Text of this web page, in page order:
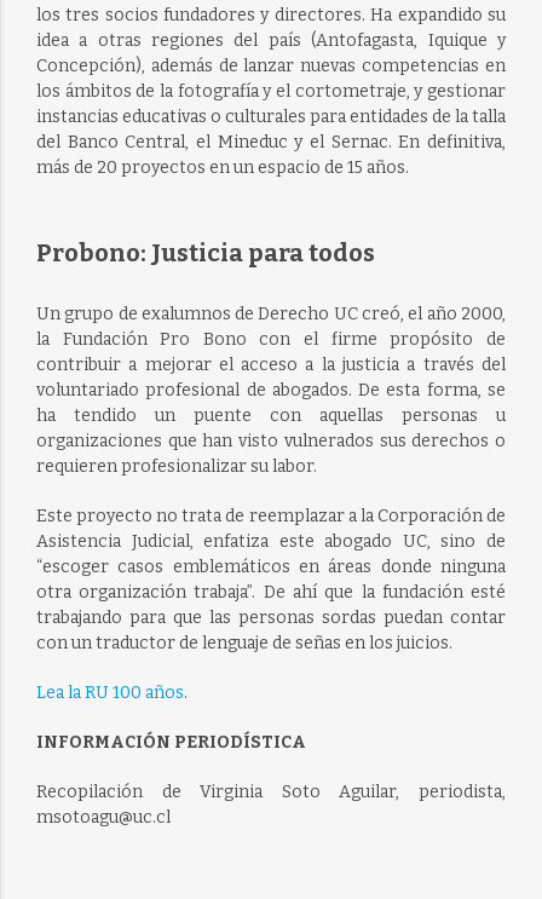
los tres socios fundadores y directores. Ha expandido su
idea a otras regiones del país (Antofagasta, Iquique y
Concepción), además de lanzar nuevas competencias en
los ámbitos de la fotografía y el cortometraje, y gestionar
instancias educativas o culturales para entidades de la talla
del Banco Central, el Mineduc y el Sernac. En definitiva,
más de 20 proyectos en un espacio de 15 años.
Probono: Justicia para todos
Un grupo de exalumnos de Derecho UC creó, el año 2000,
la Fundación Pro Bono con el firme propósito de
contribuir a mejorar el acceso a la justicia a través del
voluntariado profesional de abogados. De esta forma, se
ha tendido un puente con aquellas personas u
organizaciones que han visto vulnerados sus derechos o
requieren profesionalizar su labor.
Este proyecto no trata de reemplazar a la Corporación de
Asistencia Judicial, enfatiza este abogado UC, sino de
“escoger casos emblemáticos en áreas donde ninguna
otra organización trabaja”. De ahí que la fundación esté
trabajando para que las personas sordas puedan contar
con un traductor de lenguaje de señas en los juicios.
Lea la RU 100 años.
INFORMACIÓN PERIODÍSTICA
Recopilación de Virginia Soto Aguilar, periodista,
msotoagu@uc.cl